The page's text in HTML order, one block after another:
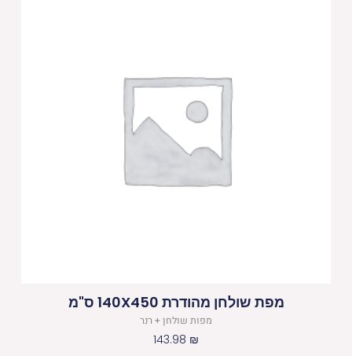
מפת שולחן מהודרת 140X450 ס"מ
מפות שולחן + רנר
143.98 ₪